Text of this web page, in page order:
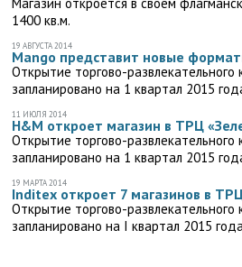
1400 кв.м.
19 АВГУСТА 2014
Mango представит новые
Открытие торгово-развлекательного
запланировано на 1 квартал 2015
11 ИЮЛЯ 2014
H&M откроет магазин в ТРЦ
Открытие торгово-развлекательного
запланировано на 1 квартал 2015
19 МАРТА 2014
Inditex откроет 7 магазинов в
Открытие торгово-развлекательного
запланировано на I квартал 2015